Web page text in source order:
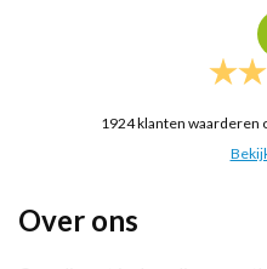
1924klanten waarderen
Over ons